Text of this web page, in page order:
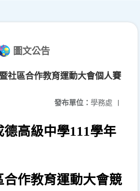
圖文公告
社區合作教育運動大會個人賽
發布單位： 學務處 |
德高級中學111學年
合作教育運動大會競